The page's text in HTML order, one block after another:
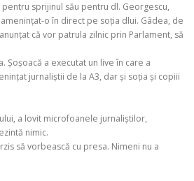
pentru sprijinul său pentru dl. Georgescu,
o în direct pe soția dlui. Gâdea, de
că vor patrula zilnic prin Parlament, să
Șoșoacă a executat un live în care a
jurnaliștii de la A3, dar și soția și copiii
a lovit microfoanele jurnaliștilor,
nimic.
să vorbească cu presa. Nimeni nu a